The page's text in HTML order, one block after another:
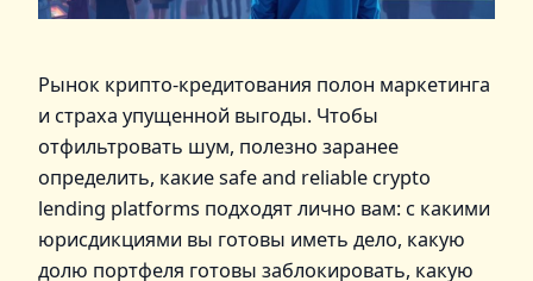
Рынок крипто‑кредитования полон маркетинга
и страха упущенной выгоды. Чтобы
отфильтровать шум, полезно заранее
определить, какие safe and reliable crypto
lending platforms подходят лично вам: с какими
юрисдикциями вы готовы иметь дело, какую
долю портфеля готовы заблокировать, какую